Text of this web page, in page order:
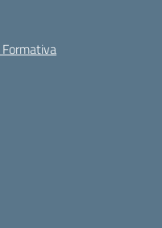
Formativa